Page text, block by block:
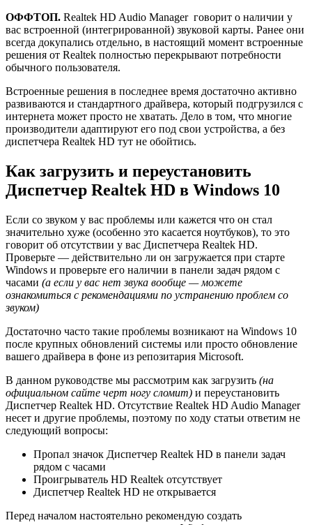
ОФФТОП. Realtek HD Audio Manager говорит о наличии у
вас встроенной (интегрированной) звуковой карты. Ранее они
всегда докупались отдельно, в настоящий момент встроенные
решения от Realtek полностью перекрывают потребности
обычного пользователя.
Встроенные решения в последнее время достаточно активно
развиваются и стандартного драйвера, который подгрузился с
интернета может просто не хватать. Дело в том, что многие
производители адаптируют его под свои устройства, а без
диспетчера Realtek HD тут не обойтись.
Как загрузить и переустановить
Диспетчер Realtek HD в Windows 10
Если со звуком у вас проблемы или кажется что он стал
значительно хуже (особенно это касается ноутбуков), то это
говорит об отсутствии у вас Диспетчера Realtek HD.
Проверьте — действительно ли он загружается при старте
Windows и проверьте его наличии в панели задач рядом с
часами (а если у вас нет звука вообще — можете
ознакомиться с рекомендациями по устранению проблем со
звуком)
Достаточно часто такие проблемы возникают на Windows 10
после крупных обновлений системы или просто обновление
вашего драйвера в фоне из репозитария Microsoft.
В данном руководстве мы рассмотрим как загрузить (на
официальном сайте черт ногу сломит) и переустановить
Диспетчер Realtek HD. Отсутствие Realtek HD Audio Manager
несет и другие проблемы, поэтому по ходу статьи ответим не
следующий вопросы:
Пропал значок Диспетчер Realtek HD в панели задач
рядом с часами
Проигрыватель HD Realtek отсутствует
Диспетчер Realtek HD не открывается
Перед началом настоятельно рекомендую создать